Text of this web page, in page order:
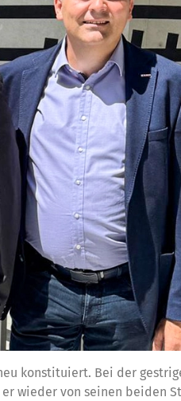
konstituiert. Bei der
wieder von seinen beiden